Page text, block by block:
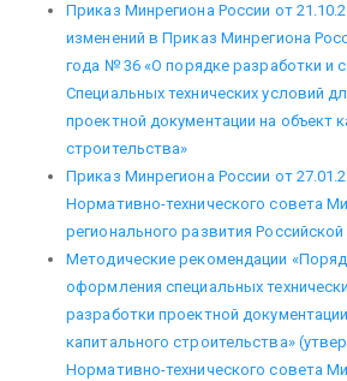
Приказ Минрегиона России от
изменений в Приказ Минрегиона
года № 36 «О порядке разработки и
Специальных технических условий
проектной документации на объект
строительства»
Приказ Минрегиона России от
Нормативно-технического совета
регионального развития
Методические рекомендации
оформления специальных
разработки проектной
капитального строительства»
Нормативно-технического совета